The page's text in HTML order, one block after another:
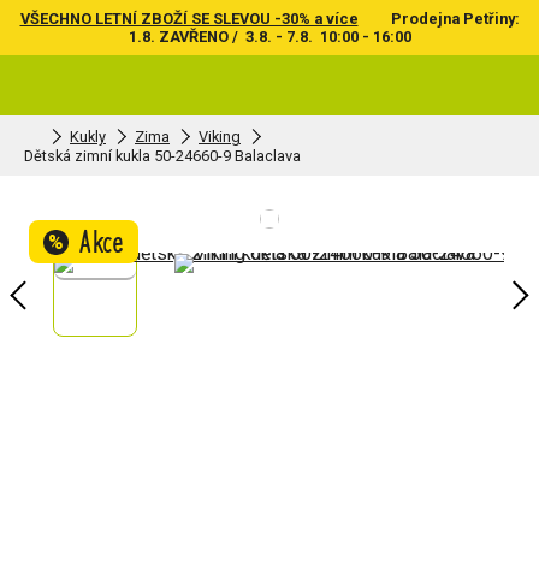
VŠECHNO LETNÍ ZBOŽÍ SE SLEVOU -30% a více
Prodejna Petřiny:
1.8. ZAVŘENO / 3.8. - 7.8. 10:00 - 16:00
Kukly Zima
Viking
Dětská zimní kukla 50-24660-9 Balaclava
% Akce